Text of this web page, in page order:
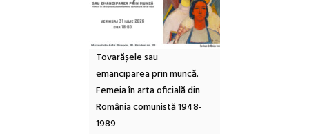
Tovarășele sau
emanciparea prin muncă.
Femeia în arta oficială din
România comunistă 1948-
1989